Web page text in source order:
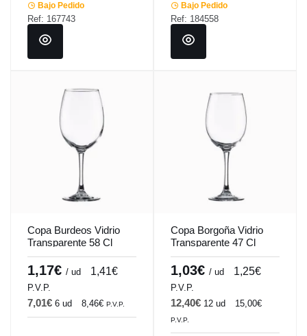
Bajo Pedido
Ref: 167743
Bajo Pedido
Ref: 184558
Copa Burdeos Vidrio
Transparente 58 Cl
Pinot Vicrila
1,17€ / ud 1,41€
P.V.P.
7,01€ 6 ud 8,46€ P.V.P.
Copa Borgoña Vidrio
Transparente 47 Cl
Pinot Vicrila
1,03€ / ud 1,25€
P.V.P.
12,40€ 12 ud 15,00€
P.V.P.